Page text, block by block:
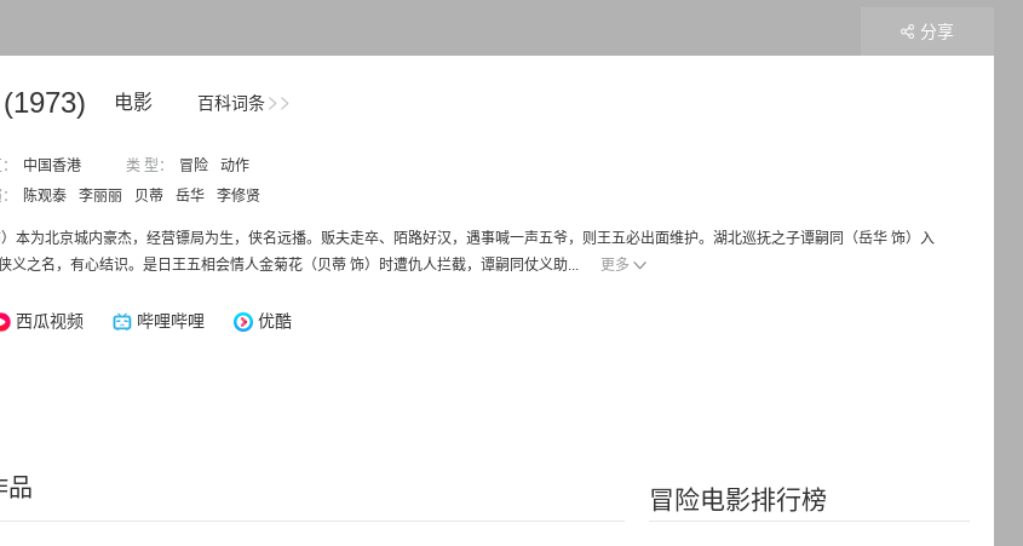
百科词条
(1973) 电影
中国香港 类 型： 冒险
动作
陈观泰 李丽丽 贝蒂 岳华 李修贤
本为北京城内豪杰，经营镖局为生，侠名远播。贩夫走卒、陌路好汉，遇事喊一声五爷，则王五必出面维护。湖北巡抚之子谭嗣同（岳华 饰）入
义之名，有心结识。是日王五相会情人金菊花（贝蒂 饰）时遭仇人拦截，谭嗣同仗义助...
更多
西瓜视频 哔哩哔哩 优酷
分享
冒险电影排行榜
品